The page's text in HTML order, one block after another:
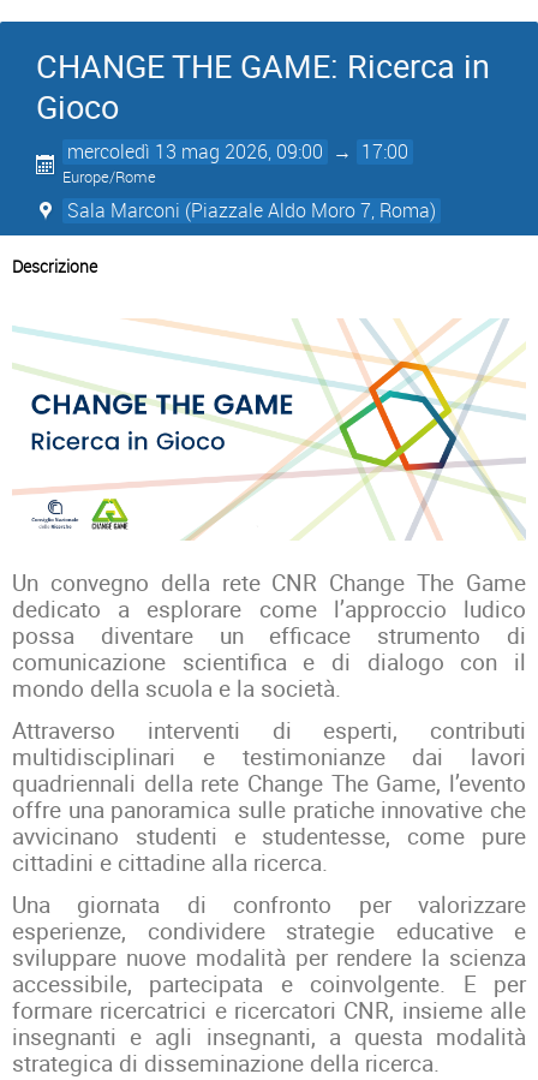
CHANGE THE GAME: Ricerca in
Gioco
mercoledì 13 mag 2026, 09:00 → 17:00
Europe/Rome
Sala Marconi (Piazzale Aldo Moro 7, Roma)
Descrizione
Un convegno della rete CNR Change The Game
dedicato a esplorare come l’approccio ludico
possa diventare un efficace strumento di
comunicazione scientifica e di dialogo con il
mondo della scuola e la società.
Attraverso interventi di esperti, contributi
multidisciplinari e testimonianze dai lavori
quadriennali della rete Change The Game, l’evento
offre una panoramica sulle pratiche innovative che
avvicinano studenti e studentesse, come pure
cittadini e cittadine alla ricerca.
Una giornata di confronto per valorizzare
esperienze, condividere strategie educative e
sviluppare nuove modalità per rendere la scienza
accessibile, partecipata e coinvolgente. E per
formare ricercatrici e ricercatori CNR, insieme alle
insegnanti e agli insegnanti, a questa modalità
strategica di disseminazione della ricerca.